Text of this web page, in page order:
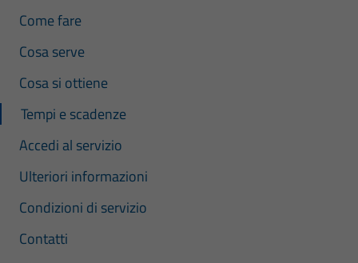
Come fare
Cosa serve
Cosa si ottiene
Tempi e scadenze
Accedi al servizio
Ulteriori informazioni
Condizioni di servizio
Contatti